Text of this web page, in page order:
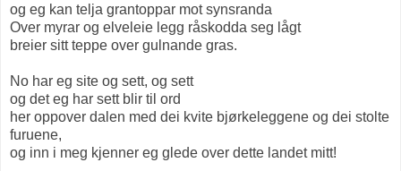
og eg kan telja grantoppar mot synsranda
Over myrar og elveleie legg råskodda seg lågt
breier sitt teppe over gulnande gras.
No har eg site og sett, og sett
og det eg har sett blir til ord
her oppover dalen med dei kvite bjørkeleggene og dei stolte
furuene,
og inn i meg kjenner eg glede over dette landet mitt!